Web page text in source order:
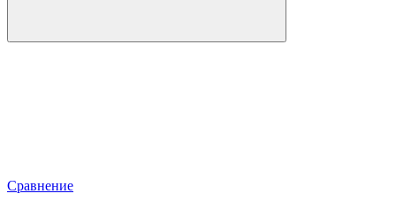
Сравнение